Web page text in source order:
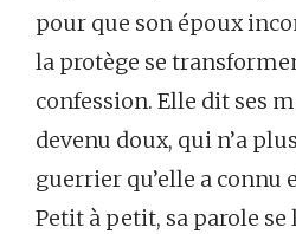
pour que son époux
la protège se
confession. Elle dit ses
devenu doux, qui n’a
guerrier qu’elle a connu
Petit à petit, sa parole se